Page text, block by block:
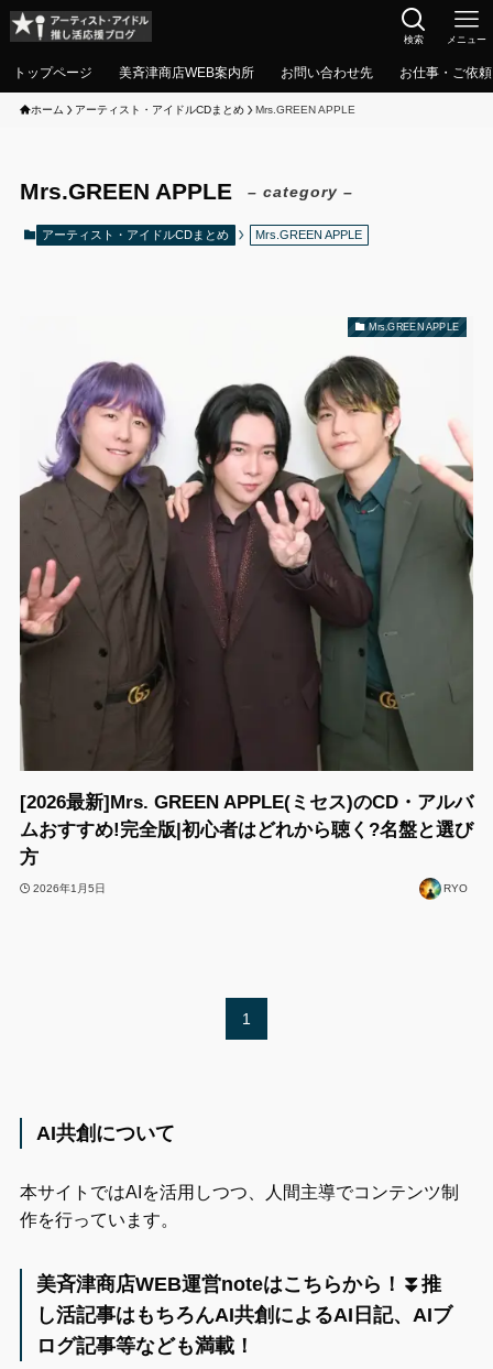
検索 メニュー
トップページ 美斉津商店WEB案内所 お問い合わせ先 お仕事・ご依
ホーム アーティスト・アイドルCDまとめ Mrs.GREEN APPLE
Mrs.GREEN APPLE – category –
アーティスト・アイドルCDまとめ Mrs.GREEN APPLE
Mrs.GREEN APPLE
[2026最新]Mrs. GREEN APPLE(ミセス)のCD・アルバ
ムおすすめ!完全版|初心者はどれから聴く?名盤と選び
方
2026年1月5日 RYO
1
AI共創について
本サイトではAIを活用しつつ、人間主導でコンテンツ制
作を行っています。
美斉津商店WEB運営noteはこちらから！⏬️推
し活記事はもちろんAI共創によるAI日記、AIブ
ログ記事等なども満載！